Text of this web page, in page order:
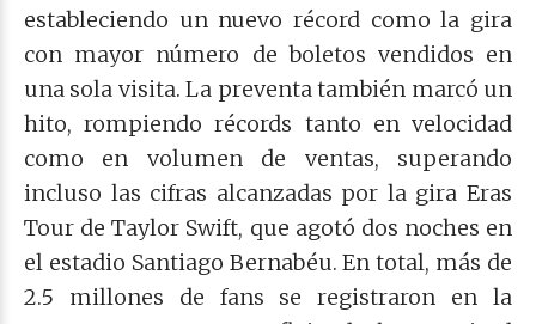
estableciendo un nuevo récord como la gira
con mayor número de boletos vendidos en
una sola visita. La preventa también marcó un
hito, rompiendo récords tanto en velocidad
como en volumen de ventas, superando
incluso las cifras alcanzadas por la gira Eras
Tour de Taylor Swift, que agotó dos noches en
el estadio Santiago Bernabéu. En total, más de
2.5 millones de fans se registraron en la